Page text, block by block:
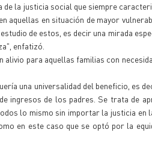
la justicia social que siempre
en situación de mayor
de estos, es decir una mirada
enfatizó.
para aquellas familias con
una universalidad del beneficio, es
ingresos de los padres. Se trata de
lo mismo sin importar la justicia en
en este caso que se optó por la